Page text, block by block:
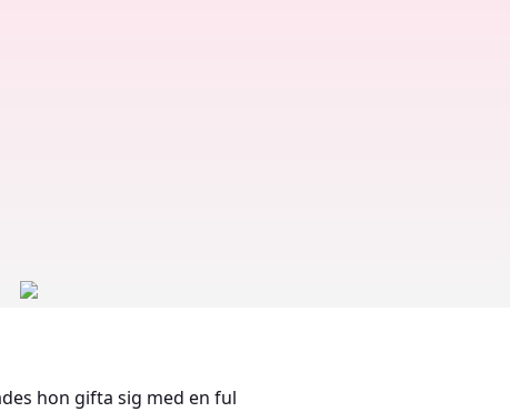
hon gifta sig med en ful